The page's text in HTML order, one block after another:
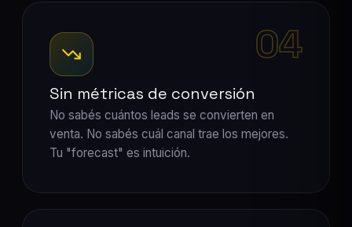
04
Sin métricas de conversión
No sabés cuántos leads se convierten en
venta. No sabés cuál canal trae los mejores.
Tu "forecast" es intuición.